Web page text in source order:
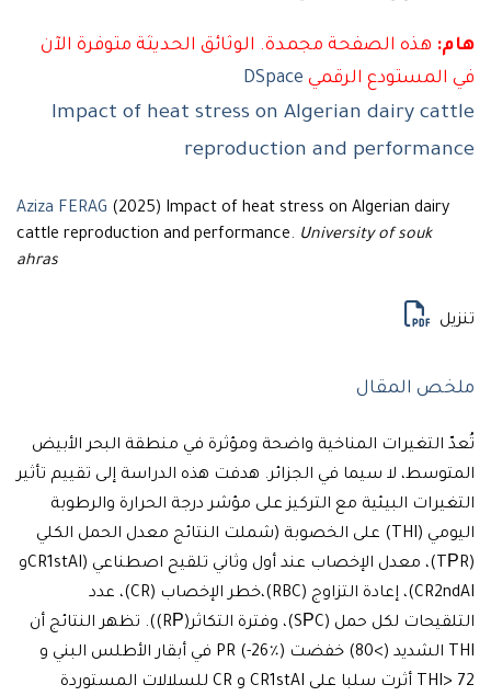
هذه الصفحة مجمدة. الوثائق الحديثة متوفرة الآن
الرقميDSpace
Impact of heat stress on Algerian dairy
reproduction and
Aziza FERAG(2025) Impact of heat stress on Algerian
cattle reproduction and performance.University of souk
المقال
المناخية واضحة ومؤثرة في منطقة البحر الأبيض
لا سيما في الجزائر. هدفت هذه الدراسة إلى تقييم تأثير
البيئية مع التركيز على مؤشر درجة الحرارة والرطوبة
اليومي (THI) على الخصوبة (شملت النتائج معدل الحمل الكلي
(TРR)، معدل الإخصاب عند أول وثاني تلقيح اصطناعي (CR1stAIو
CR2ndAI)، إعادة التزاوج (RBC)،خطر الإخصاب (CR)، عدد
التلقيحات لكل حمل (SРC)، وفترة التكاثر(RР)). تظهر النتائج أن
THI الشديد (>80) خفضت PR (-26٪) في أبقار الأطلس البني و
THI> 72 أثرت سلبا على CR1stAI و CR للسلالات المستوردة